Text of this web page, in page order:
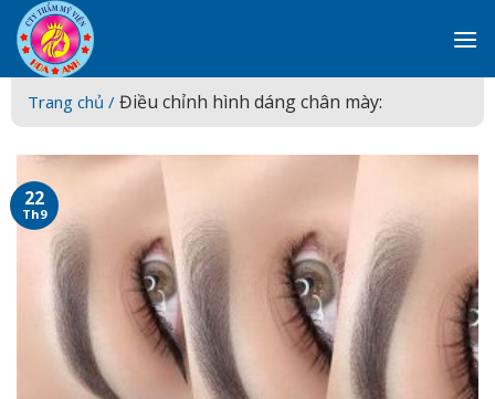
Skip
to
content
Trang chủ / Điều chỉnh hình dáng chân mày:
22
Th9